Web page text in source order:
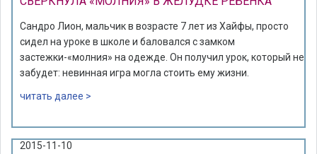
Сандро Лион, мальчик в возрасте 7 лет из Хайфы, просто
сидел на уроке в школе и баловался с замком
застежки-«молния» на одежде. Он получил урок, который не
забудет: невинная игра могла стоить ему жизни.
читать далее >
2015-11-10